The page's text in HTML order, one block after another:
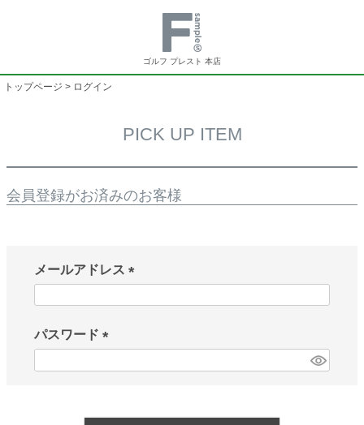
ゴルフ プレスト 本店
トップページ ログイン
PICK UP ITEM
会員登録がお済みのお客様
メールアドレス
)
パスワード
)